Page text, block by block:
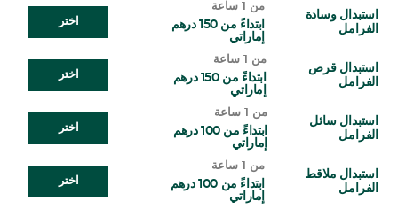
استبدال وسادة
الفرامل
من 1 ساعة
ابتداءً من 150 درهم
إماراتي
اختر
استبدال قرص
الفرامل
من 1 ساعة
ابتداءً من 150 درهم
إماراتي
اختر
استبدال سائل
الفرامل
من 1 ساعة
ابتداءً من 100 درهم
إماراتي
اختر
استبدال ملاقط
الفرامل
من 1 ساعة
ابتداءً من 100 درهم
إماراتي
اختر